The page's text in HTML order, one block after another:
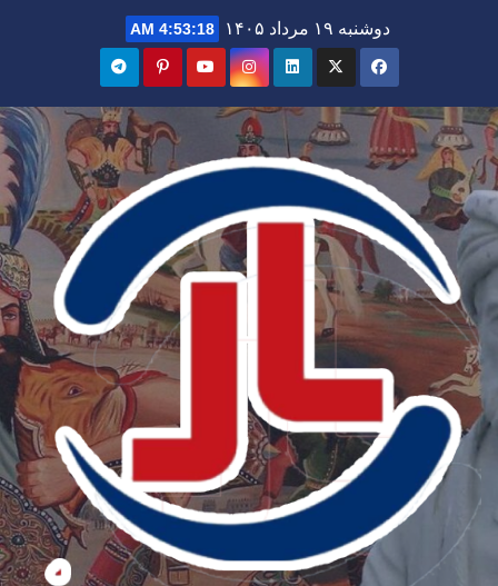
دوشنبه ۱۹ مرداد ۱۴۰۵ 4:53:19 AM